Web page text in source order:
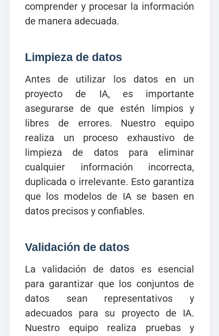
comprender y procesar la información
de manera adecuada.
Limpieza de datos
Antes de utilizar los datos en un
proyecto de IA, es importante
asegurarse de que estén limpios y
libres de errores. Nuestro equipo
realiza un proceso exhaustivo de
limpieza de datos para eliminar
cualquier información incorrecta,
duplicada o irrelevante. Esto garantiza
que los modelos de IA se basen en
datos precisos y confiables.
Validación de datos
La validación de datos es esencial
para garantizar que los conjuntos de
datos sean representativos y
adecuados para su proyecto de IA.
Nuestro equipo realiza pruebas y